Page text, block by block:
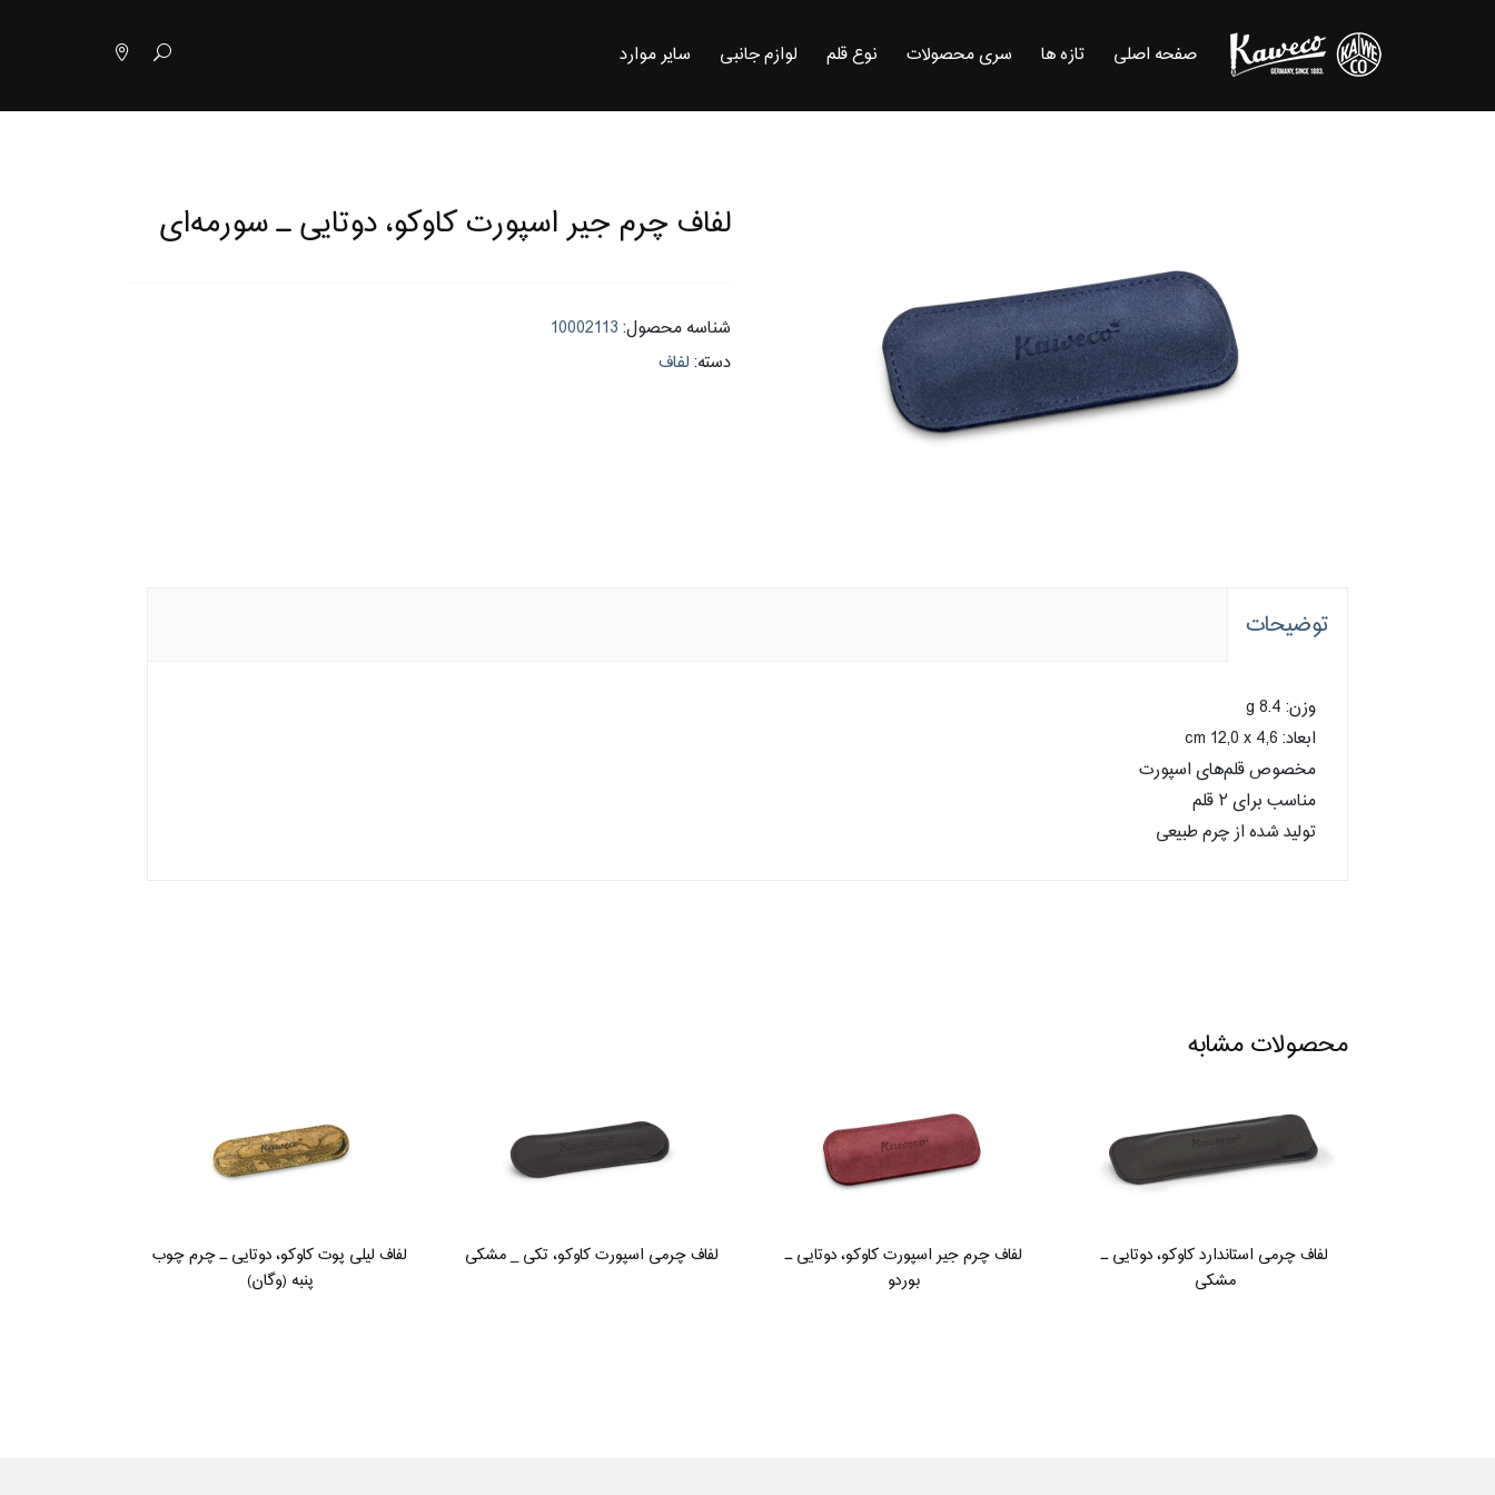
صفحه اصلی تازه ها سری محصولات نوع قلم لوازم جانبی سایر موارد
لفاف چرم جیر اسپورت کاوکو، دوتایی ـ سورمه‌ای
شناسه محصول: 10002113
دسته: لفاف
توضیحات
وزن: 8.4 g
ابعاد: cm 12,0 x 4,6
مخصوص قلم‌های اسپورت
مناسب برای ۲ قلم
تولید شده از چرم طبیعی
محصولات مشابه
لفاف چرمی استاندارد کاوکو، دوتایی ـ
مشکی
لفاف چرم جیر اسپورت کاوکو، دوتایی ـ
بوردو
لفاف چرمی اسپورت کاوکو، تکی _ مشکی
لفاف لیلی پوت کاوکو، دوتایی ـ چرم چوب
پنبه (وگان)